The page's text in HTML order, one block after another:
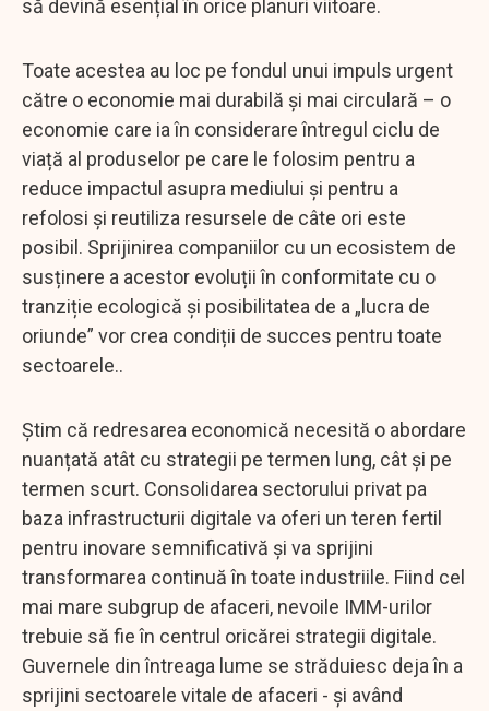
să devină esențial în orice planuri viitoare.
Toate acestea au loc pe fondul unui impuls urgent
către o economie mai durabilă și mai circulară – o
economie care ia în considerare întregul ciclu de
viață al produselor pe care le folosim pentru a
reduce impactul asupra mediului și pentru a
refolosi și reutiliza resursele de câte ori este
posibil. Sprijinirea companiilor cu un ecosistem de
susținere a acestor evoluții în conformitate cu o
tranziție ecologică și posibilitatea de a „lucra de
oriunde” vor crea condiții de succes pentru toate
sectoarele..
Știm că redresarea economică necesită o abordare
nuanțată atât cu strategii pe termen lung, cât și pe
termen scurt. Consolidarea sectorului privat pa
baza infrastructurii digitale va oferi un teren fertil
pentru inovare semnificativă și va sprijini
transformarea continuă în toate industriile. Fiind cel
mai mare subgrup de afaceri, nevoile IMM-urilor
trebuie să fie în centrul oricărei strategii digitale.
Guvernele din întreaga lume se străduiesc deja în a
sprijini sectoarele vitale de afaceri - și având